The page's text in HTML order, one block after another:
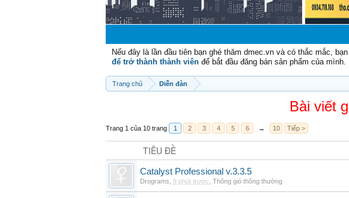
Nếu đây là lần đầu tiên bạn ghé thăm dmec.vn và có thắc mắc,
để trở thành thành viên để bắt đầu đăng bán sản phẩm của mình.
Trang chủ Diễn đàn
Bài viết
Trang 1 của 10 trang 1 2 3 4 5 6 → 10 Tiếp >
TIÊU ĐỀ
Catalyst Professional v.3.3.5
Drograms 9 phút trước Thông gió thông thường